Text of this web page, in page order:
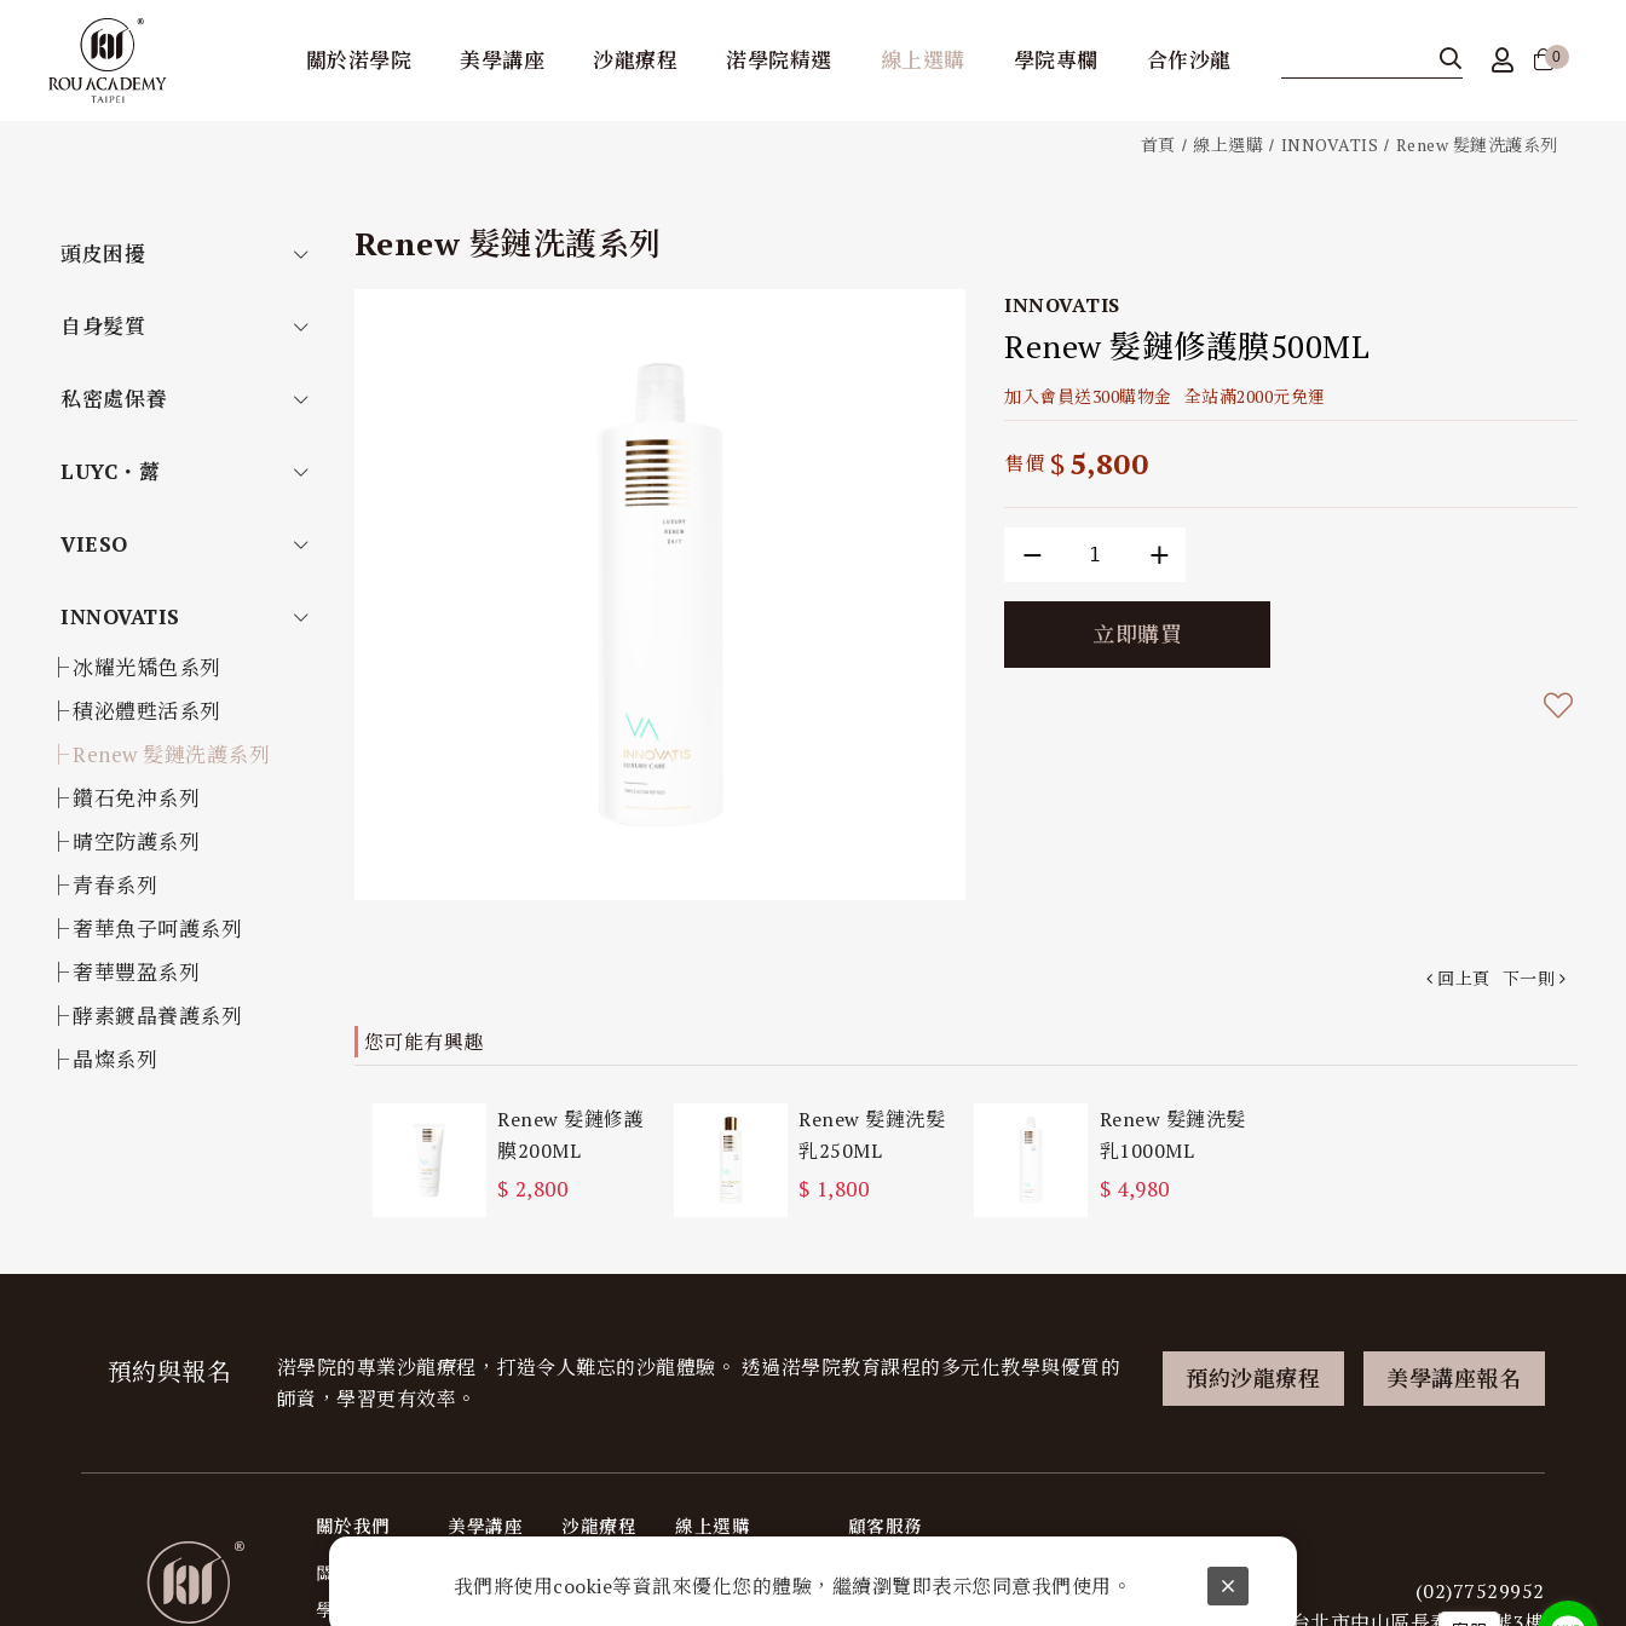
關於渃學院 美學講座 沙龍療程 渃學院精選 線上選購 學院專欄 合作沙龍 0
首頁 線上選購 INNOVATIS Renew 髮鏈洗護系列
頭皮困擾
自身髮質
私密處保養
LUYC・虂
VIESO
INNOVATIS
冰耀光矯色系列
積泌體甦活系列
Renew 髮鏈洗護系列
鑽石免沖系列
晴空防護系列
青春系列
奢華魚子呵護系列
奢華豐盈系列
酵素鍍晶養護系列
晶燦系列
Renew 髮鏈洗護系列
INNOVATIS
Renew 髮鏈修護膜500ML
加入會員送300購物金 全站滿2000元免運
售價 $5,800
立即購買
回上頁 下一則
您可能有興趣
Renew 髮鏈修護
膜200ML
$ 2,800
Renew 髮鏈洗髮
乳250ML
$ 1,800
Renew 髮鏈洗髮
乳1000ML
$ 4,980
預約與報名
渃學院的專業沙龍療程，打造令人難忘的沙龍體驗。 透過渃學院教育課程的多元化教學與優質的
師資，學習更有效率。
預約沙龍療程 美學講座報名
關於我們
關於渃學院
學院專欄
美學講座
最新活動
沙龍療程
療程服務
線上選購
INNOVATIS
顧客服務
購物及退貨說明
(02)77529952
我們將使用cookie等資訊來優化您的體驗，繼續瀏覽即表示您同意我們使用。